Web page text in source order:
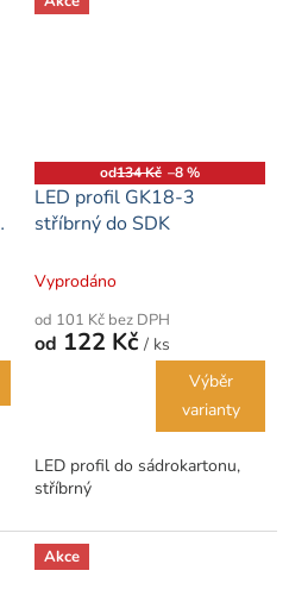
od134 Kč –8 %
LED profil GK18-3
stříbrný do SDK
Vyprodáno
od 101 Kč bez DPH
od 122 Kč / ks
Výběr
varianty
LED profil do sádrokartonu,
stříbrný
Akce